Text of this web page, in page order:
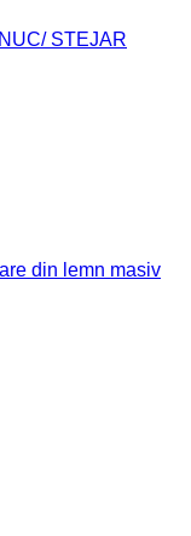
STEJAR
din lemn masiv